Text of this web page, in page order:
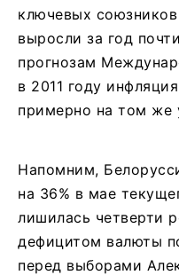
ключевых
выросли за год
прогнозам
в 2011 году
примерно на том же
Напомним,
на 36% в мае
лишилась четверти
дефицитом валюты
перед выборами